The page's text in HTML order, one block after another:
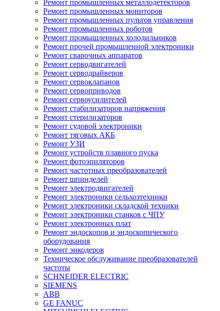
Ремонт промышленных металлодетекторов
Ремонт промышленных мониторов
Ремонт промышленных пультов управления
Ремонт промышленных роботов
Ремонт промышленных холодильников
Ремонт прочей промышленной электроники
Ремонт сварочных аппаратов
Ремонт серводвигателей
Ремонт серводрайверов
Ремонт сервоклапанов
Ремонт сервоприводов
Ремонт сервоусилителей
Ремонт стабилизаторов напряжения
Ремонт стерилизаторов
Ремонт судовой электроники
Ремонт тяговых АКБ
Ремонт УЗИ
Ремонт устройств плавного пуска
Ремонт фотоэпиляторов
Ремонт частотных преобразователей
Ремонт шпинделей
Ремонт электродвигателей
Ремонт электроники сельхозтехники
Ремонт электроники складской техники
Ремонт электроники станков с ЧПУ
Ремонт электронных плат
Ремонт эндоскопов и эндоскопического
оборудования
Ремонт энкодеров
Техническое обслуживание преобразователей
частоты
SCHNEIDER ELECTRIC
SIEMENS
ABB
GE FANUC